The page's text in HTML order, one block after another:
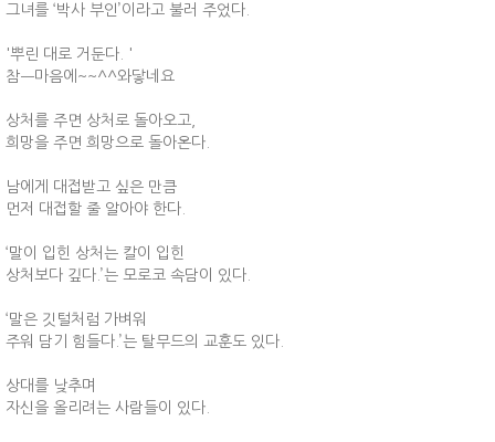
그녀를 ‘박사 부인’이라고 불러 주었다.
'뿌린 대로 거둔다. '
참ㅡ마음에~~^^와닿네요
상처를 주면 상처로 돌아오고,
희망을 주면 희망으로 돌아온다.
남에게 대접받고 싶은 만큼
먼저 대접할 줄 알아야 한다.
‘말이 입힌 상처는 칼이 입힌
상처보다 깊다.’는 모로코 속담이 있다.
‘말은 깃털처럼 가벼워
주워 담기 힘들다.’는 탈무드의 교훈도 있다.
상대를 낮추며
자신을 올리려는 사람들이 있다.